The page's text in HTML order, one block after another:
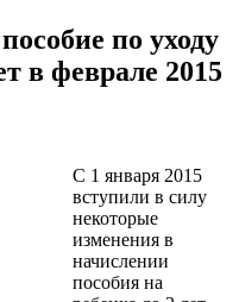
по уходу
в феврале 2015
С 1 января 2015
вступили в силу
некоторые
изменения в
начислении
пособия на